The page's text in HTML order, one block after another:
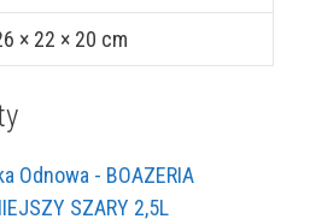
× 22 × 20 cm